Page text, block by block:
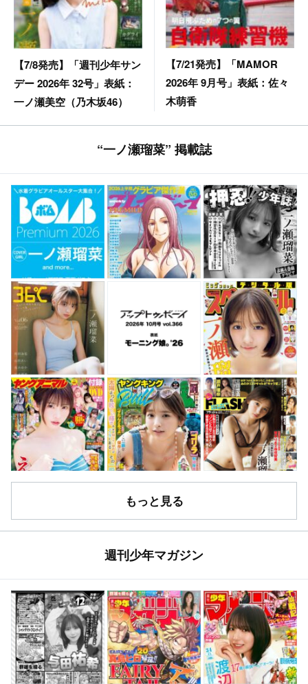
【7/8発売】「週刊少年サン
デー 2026年 32号」表紙：
一ノ瀬美空（乃木坂46）
【7/21発売】「MAMOR
2026年 9月号」表紙：佐々
木萌香
“一ノ瀬瑠菜” 掲載誌
もっと見る
週刊少年マガジン